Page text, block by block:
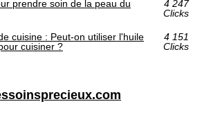
prendre soin de la peau du
4 247
Clicks
cuisine : Peut-on utiliser l'huile
cuisiner ?
4 151
Clicks